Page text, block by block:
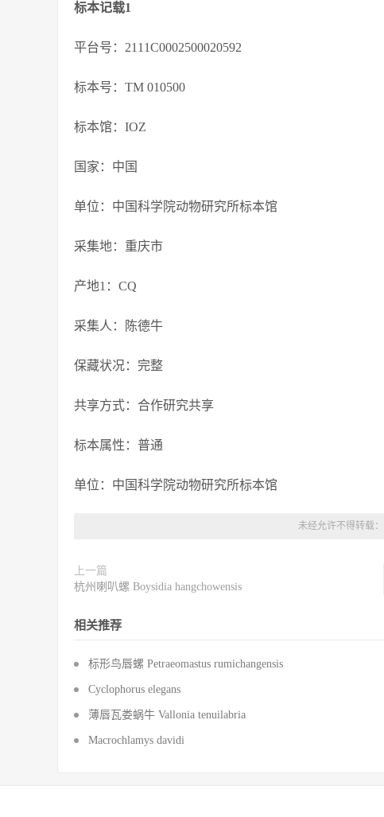
标本记载1
平台号：2111C0002500020592
标本号：TM 010500
标本馆：IOZ
国家：中国
单位：中国科学院动物研究所标本馆
采集地：重庆市
产地1：CQ
采集人：陈德牛
保藏状况：完整
共享方式：合作研究共享
标本属性：普通
单位：中国科学院动物研究所标本馆
未经允许不得转载：
上一篇
杭州喇叭螺 Boysidia hangchowensis
相关推荐
标形鸟唇螺 Petraeomastus rumichangensis
Cyclophorus elegans
薄唇瓦娄蜗牛 Vallonia tenuilabria
Macrochlamys davidi